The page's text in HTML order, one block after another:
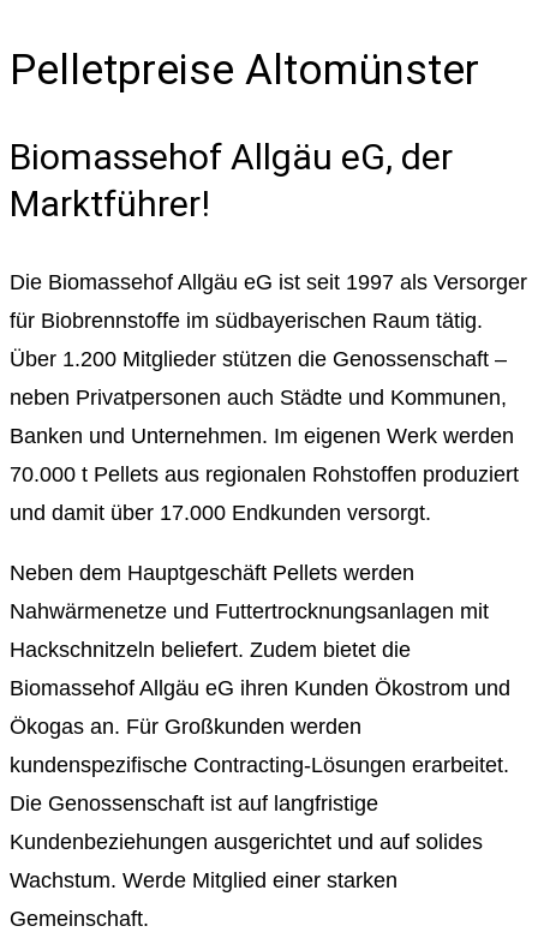
Pelletpreise Altomünster
Biomassehof Allgäu eG, der
Marktführer!
Die Biomassehof Allgäu eG ist seit 1997 als Versorger
für Biobrennstoffe im südbayerischen Raum tätig.
Über 1.200 Mitglieder stützen die Genossenschaft –
neben Privatpersonen auch Städte und Kommunen,
Banken und Unternehmen. Im eigenen Werk werden
70.000 t Pellets aus regionalen Rohstoffen produziert
und damit über 17.000 Endkunden versorgt.
Neben dem Hauptgeschäft Pellets werden
Nahwärmenetze und Futtertrocknungsanlagen mit
Hackschnitzeln beliefert. Zudem bietet die
Biomassehof Allgäu eG ihren Kunden Ökostrom und
Ökogas an. Für Großkunden werden
kundenspezifische Contracting-Lösungen erarbeitet.
Die Genossenschaft ist auf langfristige
Kundenbeziehungen ausgerichtet und auf solides
Wachstum. Werde Mitglied einer starken
Gemeinschaft.